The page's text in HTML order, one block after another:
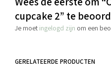
cupcake 2” te
Je moet ingelogd zijn om een
GERELATEERDE PRODUCTEN